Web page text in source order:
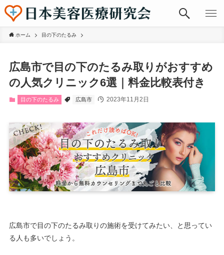
ホーム 目の下のたるみ
広島市で目の下のたるみ取りがおすすめ
の人気クリニック6選｜料金比較表付き
目の下のたるみ 広島市 2023年11月2日
広島市で目の下のたるみ取りの施術を受けてみたい、と思ってい
る人も多いでしょう。